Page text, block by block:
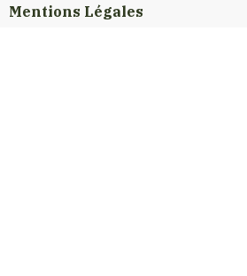
Mentions Légales